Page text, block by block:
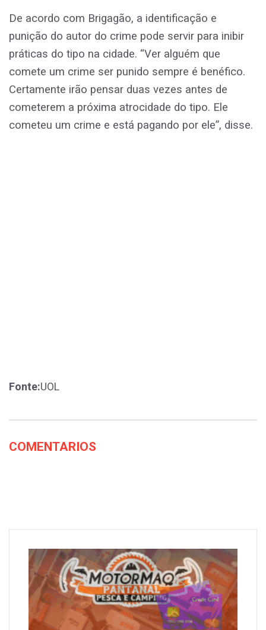
De acordo com Brigagão, a identificação e
punição do autor do crime pode servir para inibir
práticas do tipo na cidade. “Ver alguém que
comete um crime ser punido sempre é benéfico.
Certamente irão pensar duas vezes antes de
cometerem a próxima atrocidade do tipo. Ele
cometeu um crime e está pagando por ele”, disse.
Fonte:UOL
COMENTARIOS